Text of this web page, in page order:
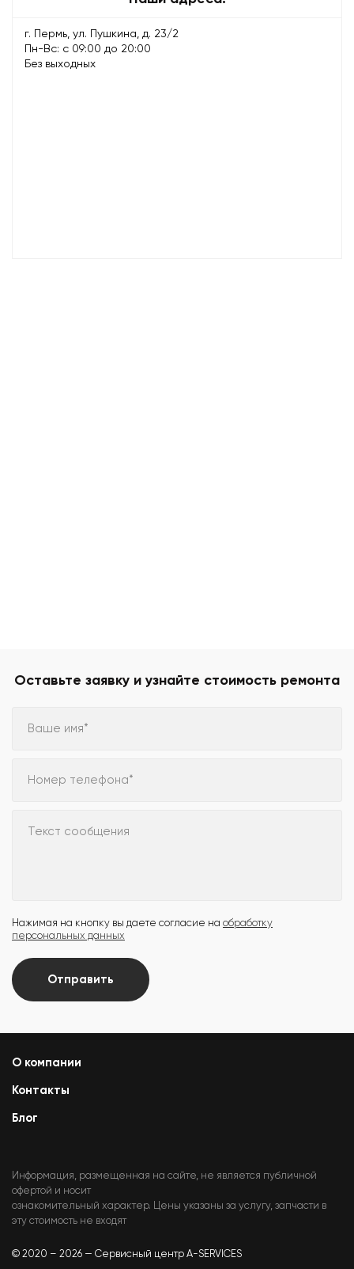
г. Пермь, ул. Пушкина, д. 23/2
Пн-Вс: с 09:00 до 20:00
Без выходных
Оставьте заявку и узнайте стоимость ремонта
Ваше имя*
Номер телефона*
Текст сообщения
Нажимая на кнопку вы даете согласие на обработку
персональных данных
Отправить
О компании
Контакты
Блог
Информация, размещенная на сайте, не является публичной
офертой и носит
ознакомительный характер. Цены указаны за услугу, запчасти в
эту стоимость не входят
© 2020 – 2026 — Сервисный центр A-SERVICES